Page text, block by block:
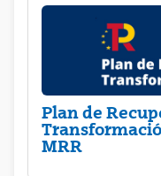
Plan de
MRR